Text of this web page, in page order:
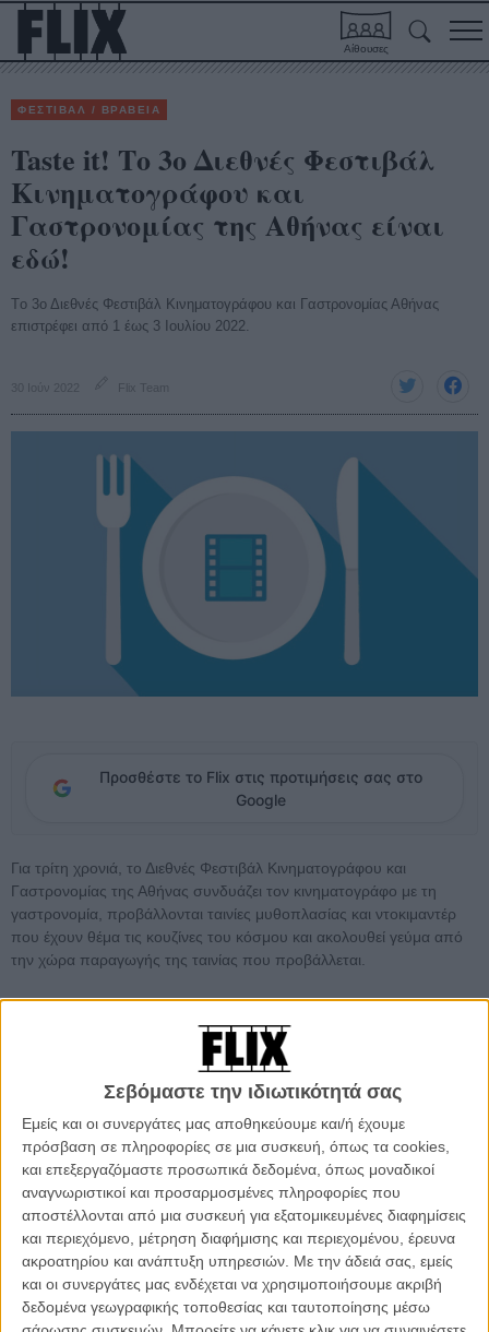
Σεβόμαστε την ιδιωτικότητά σας
Εμείς και οι συνεργάτες μας αποθηκεύουμε και/ή έχουμε
πρόσβαση σε πληροφορίες σε μια συσκευή, όπως τα cookies,
και επεξεργαζόμαστε προσωπικά δεδομένα, όπως μοναδικοί
αναγνωριστικοί και προσαρμοσμένες πληροφορίες που
αποστέλλονται από μια συσκευή για εξατομικευμένες διαφημίσεις
και περιεχόμενο, μέτρηση διαφήμισης και περιεχομένου, έρευνα
ακροατηρίου και ανάπτυξη υπηρεσιών. Με την άδειά σας, εμείς
και οι συνεργάτες μας ενδέχεται να χρησιμοποιήσουμε ακριβή
δεδομένα γεωγραφικής τοποθεσίας και ταυτοποίησης μέσω
Αίθουσες
ΦΕΣΤΙΒΑΛ / ΒΡΑΒΕΙΑ
Taste it! Το 3ο Διεθνές Φεστιβάλ
Κινηματογράφου και
Γαστρονομίας της Αθήνας είναι
εδώ!
Tο 3ο Διεθνές Φεστιβάλ Κινηματογράφου και Γαστρονομίας Αθήνας
επιστρέφει από 1 έως 3 Ιουλίου 2022.
30 Ιούν 2022 Flix Team
Προσθέστε το Flix στις προτιμήσεις σας στο
Google
Για τρίτη χρονιά, το Διεθνές Φεστιβάλ Κινηματογράφου και
Γαστρονομίας της Αθήνας συνδυάζει τον κινηματογράφο με τη
γαστρονομία, προβάλλονται ταινίες μυθοπλασίας και ντοκιμαντέρ
που έχουν θέμα τις κουζίνες του κόσμου και ακολουθεί γεύμα από
την χώρα παραγωγής της ταινίας που προβάλλεται.
Το πρόγραμμα του φετινού φεστιβάλ αποτελείται από τρεις ταινίες
επιλογής του διευθυντή του φεστιβάλ Manuel de Coco, υπεύθυνου
και για το Διεθνές Φεστιβάλ Κινημαογράφου της Κιμώλου που
ολοκληρώθηκε τον Ιούνιο. Την παρουσίαση έχει αναλάβει η Ευγενία
Φώη. Οι προβολές θα γίνουν στο Cine Αλιμος.
Δείτε παρακάτω το πρόγραμμα προβολών και γευσιγνωσίας
του Φεστιβάλ - η είσοδος είναι ελεύθερη: